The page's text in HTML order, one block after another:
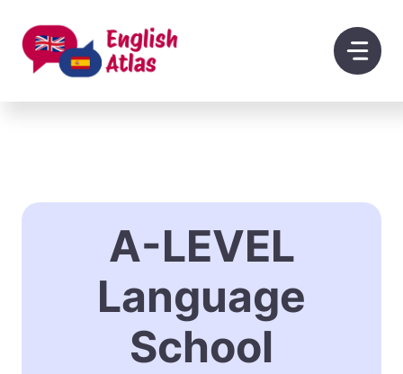
contenido
A-LEVEL
Language
School